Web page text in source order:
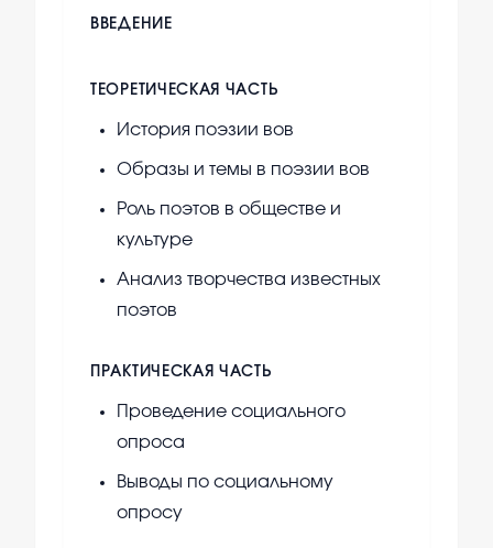
ВВЕДЕНИЕ
ТЕОРЕТИЧЕСКАЯ ЧАСТЬ
История поэзии вов
Образы и темы в поэзии вов
Роль поэтов в обществе и
культуре
Анализ творчества известных
поэтов
ПРАКТИЧЕСКАЯ ЧАСТЬ
Проведение социального
опроса
Выводы по социальному
опросу